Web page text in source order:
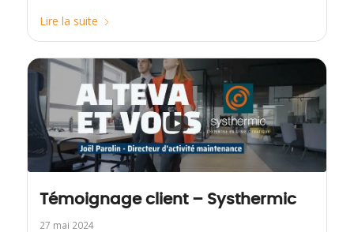
Lire la suite
Témoignage client – Systhermic
27 mai 2024